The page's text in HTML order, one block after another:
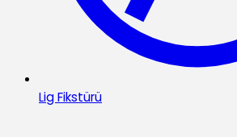
Lig Fikstürü